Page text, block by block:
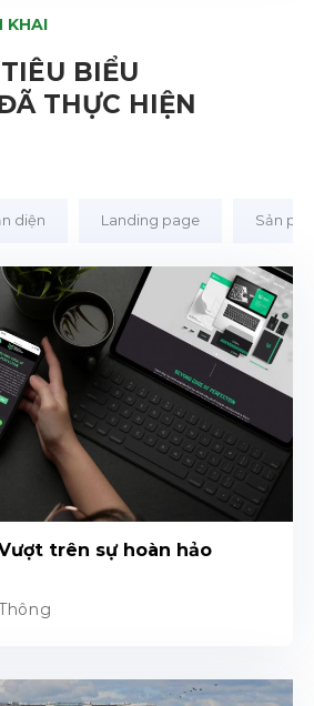
KHAI
BIỂU
THỰC HIỆN
diện Landing page Sản
trên sự hoàn hảo